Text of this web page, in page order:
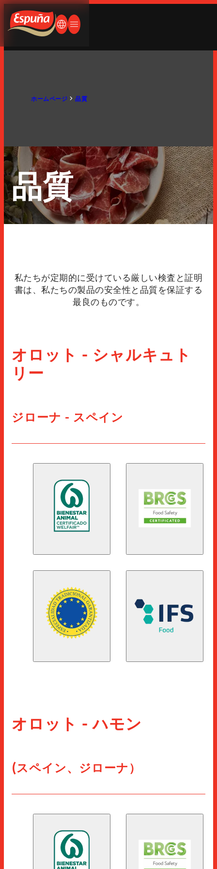
Espuña
会社概要
歴史
国際展開
生産工場
閉じる
製品紹介
シャルキュトリーのスライス
カウンターパーツ
無料部品
ホレカ
レシピ
連絡先
何をお探しですか？
インスタグラム
FACEBOOK
YOUTUBE
LINKEDIN
言語を変更する
メニューを開く/閉じる
ンス語
ツ語
英語
英語
ホームページ 品質
品質
私たちが定期的に受けている厳しい検査と証明
書は、私たちの製品の安全性と品質を保証する
最良のものです。
オロット - シャルキュト
リー
ジローナ - スペイン
オロット - ハモン
(スペイン、ジローナ）